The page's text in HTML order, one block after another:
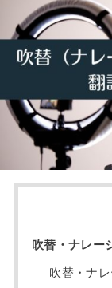
吹替・ナレー
吹替・ナ